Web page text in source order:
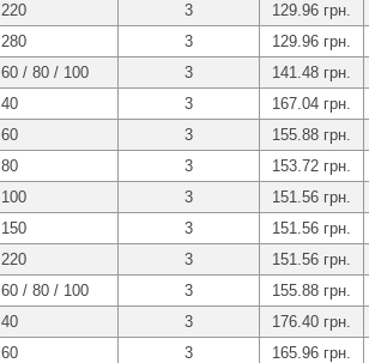
220 3 129.96 грн.
280 3 129.96 грн.
60 / 80 / 100 3 141.48 грн.
40 3 167.04 грн.
60 3 155.88 грн.
80 3 153.72 грн.
100 3 151.56 грн.
150 3 151.56 грн.
220 3 151.56 грн.
60 / 80 / 100 3 155.88 грн.
40 3 176.40 грн.
60 3 165.96 грн.